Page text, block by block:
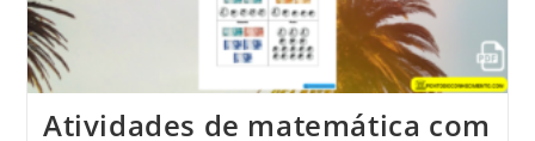
Atividades de matemática com